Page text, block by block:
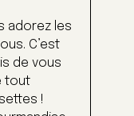
adorez les
C’est
de vous
tout
!